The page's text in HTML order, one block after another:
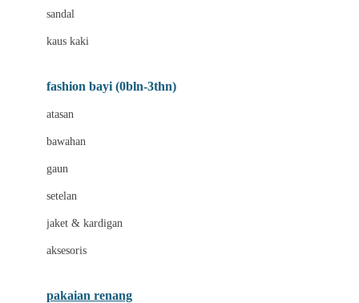
Bizzi Growin
Blooming Marvellous
Bravado
Buds Organics
Bugaboo
sandal
kaus kaki
fashion bayi (0bln-3thn)
atasan
bawahan
gaun
setelan
jaket & kardigan
aksesoris
pakaian renang